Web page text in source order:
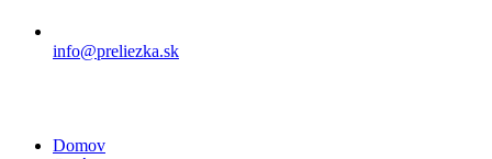
info@preliezka.sk
Domov